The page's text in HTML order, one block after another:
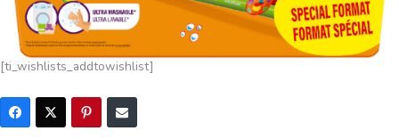
[ti_wishlists_addtowishlist]